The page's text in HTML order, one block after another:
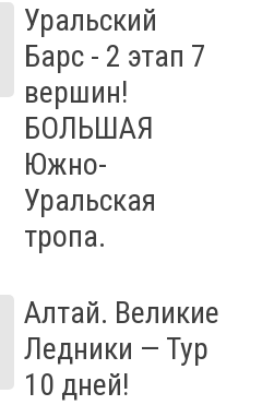
Уральский
Барс - 2 этап 7
вершин!
БОЛЬШАЯ
Южно-
Уральская
тропа.
Алтай. Великие
Ледники — Тур
10 дней!